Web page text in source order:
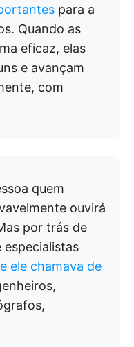
para a
Quando as
eficaz, elas
e avançam
com
quem
ouvirá
por trás de
especialistas
ele chamava de